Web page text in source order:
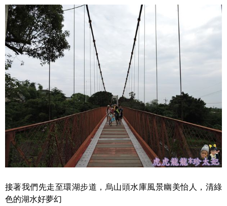
接著我們先走至環湖步道，烏山頭水庫風景幽美怡人，清綠
色的湖水好夢幻